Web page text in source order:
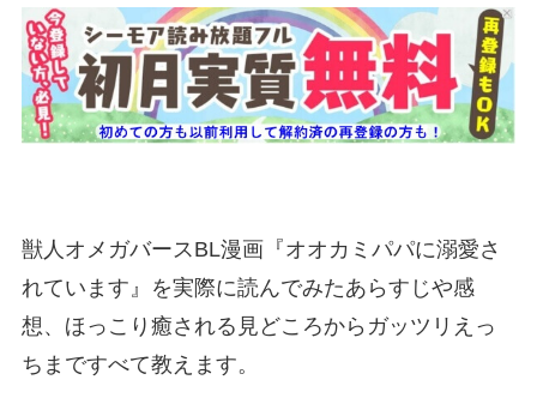
獣人オメガバースBL漫画『オオカミパパに溺愛さ
れています』を実際に読んでみたあらすじや感
想、ほっこり癒される見どころからガッツリえっ
ちまですべて教えます。